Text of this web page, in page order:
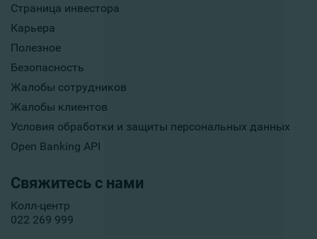
Страница инвестора
Карьера
Полезное
Безопасность
Жалобы сотрудников
Жалобы клиентов
Условия обработки и защиты персональных данных
Open Banking API
Свяжитесь с нами
Колл-центр
022 269 999